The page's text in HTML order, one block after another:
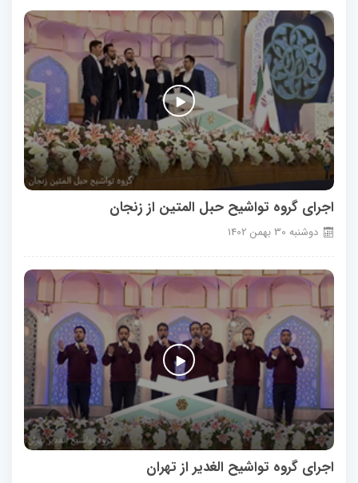
اجرای گروه تواشیح حبل المتین از زنجان
دوشنبه 30بهمن 1402
اجرای گروه تواشیح الغدیر از تهران